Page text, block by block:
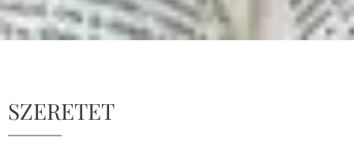
SZERETET